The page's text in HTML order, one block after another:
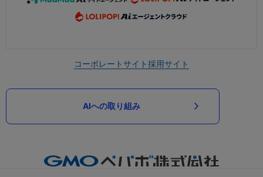
コーポレートサイト採用サイト
AIへの取り組み